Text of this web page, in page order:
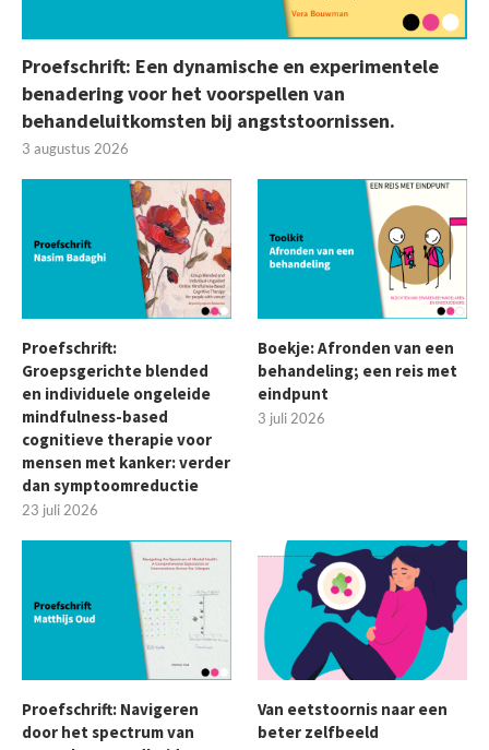
Proefschrift: Een dynamische en experimentele
benadering voor het voorspellen van
behandeluitkomsten bij angststoornissen.
3 augustus 2026
Proefschrift:
Groepsgerichte blended
en individuele ongeleide
mindfulness-based
cognitieve therapie voor
mensen met kanker: verder
dan symptoomreductie
23 juli 2026
Boekje: Afronden van een
behandeling; een reis met
eindpunt
3 juli 2026
Proefschrift: Navigeren
door het spectrum van
Van eetstoornis naar een
beter zelfbeeld